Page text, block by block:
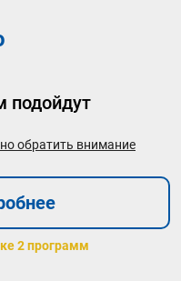
подойдут
обратить внимание
2 программ